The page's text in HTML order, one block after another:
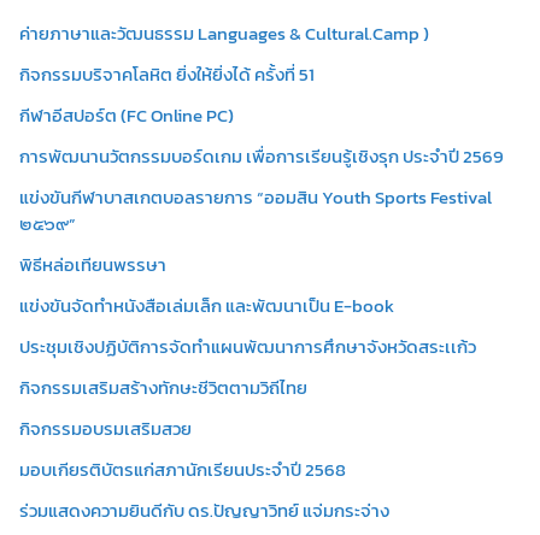
ค่ายภาษาและวัฒนธรรม Languages & Cultural.Camp )
กิจกรรมบริจาคโลหิต ยิ่งให้ยิ่งได้ ครั้งที่ 51
กีฬาอีสปอร์ต (FC Online PC)
การพัฒนานวัตกรรมบอร์ดเกม เพื่อการเรียนรู้เชิงรุก ประจำปี 2569
แข่งขันกีฬาบาสเกตบอลรายการ “ออมสิน Youth Sports Festival
๒๕๖๙”
พิธีหล่อเทียนพรรษา
แข่งขันจัดทำหนังสือเล่มเล็ก และพัฒนาเป็น E-book
ประชุมเชิงปฏิบัติการจัดทำแผนพัฒนาการศึกษาจังหวัดสระเเก้ว
กิจกรรมเสริมสร้างทักษะชีวิตตามวิถีไทย
กิจกรรมอบรมเสริมสวย
มอบเกียรติบัตรแก่สภานักเรียนประจำปี 2568
ร่วมแสดงความยินดีกับ ดร.ปัญญาวิทย์ แจ่มกระจ่าง